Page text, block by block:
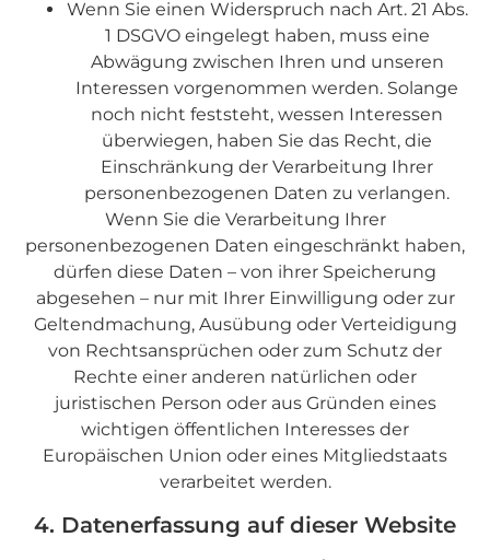
Wenn Sie einen Widerspruch nach Art. 21 Abs.
1 DSGVO eingelegt haben, muss eine
Abwägung zwischen Ihren und unseren
Interessen vorgenommen werden. Solange
noch nicht feststeht, wessen Interessen
überwiegen, haben Sie das Recht, die
Einschränkung der Verarbeitung Ihrer
personenbezogenen Daten zu verlangen.
Wenn Sie die Verarbeitung Ihrer
personenbezogenen Daten eingeschränkt haben,
dürfen diese Daten – von ihrer Speicherung
abgesehen – nur mit Ihrer Einwilligung oder zur
Geltendmachung, Ausübung oder Verteidigung
von Rechtsansprüchen oder zum Schutz der
Rechte einer anderen natürlichen oder
juristischen Person oder aus Gründen eines
wichtigen öffentlichen Interesses der
Europäischen Union oder eines Mitgliedstaats
verarbeitet werden.
4. Datenerfassung auf dieser Website